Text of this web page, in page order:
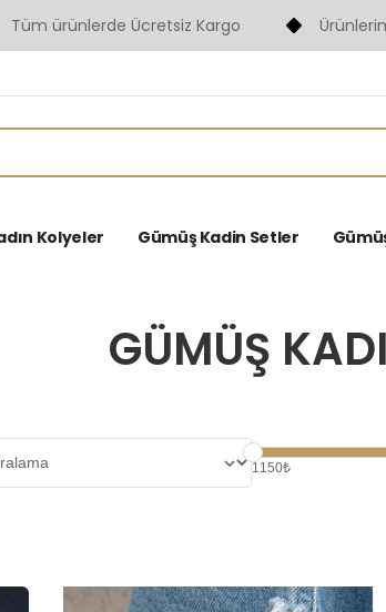
Ücretsiz Kargo Ürünlerimiz 925 Ayar
Kolyeler Gümüş Kadin Setler
GÜMÜŞ
1150₺